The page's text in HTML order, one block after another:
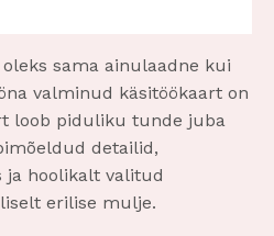
sama ainulaadne kui
valminud käsitöökaart on
loob piduliku tunde juba
detailid,
hoolikalt valitud
erilise mulje.